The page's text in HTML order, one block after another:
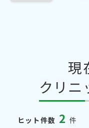
現
クリニ
ヒット件数 2 件